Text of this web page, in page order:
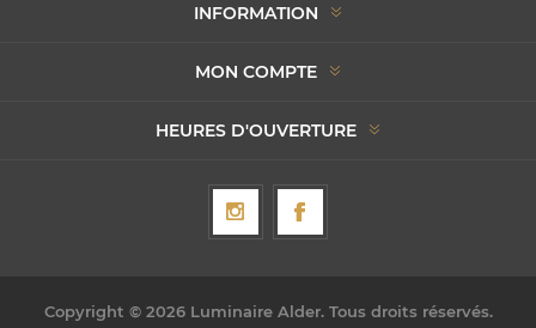
INFORMATION
MON COMPTE
HEURES D'OUVERTURE
Copyright © 2026 Luminaire Alder. Tous droits réservés.